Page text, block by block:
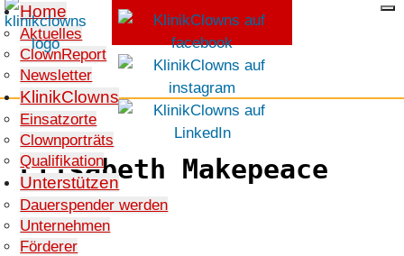
SPENDEN
Home
Aktuelles
ClownReport
Newsletter
KlinikClowns
Einsatzorte
Clownporträts
Qualifikation
Unterstützen
Dauerspender werden
Unternehmen
Förderer
Elisabeth Makepeace